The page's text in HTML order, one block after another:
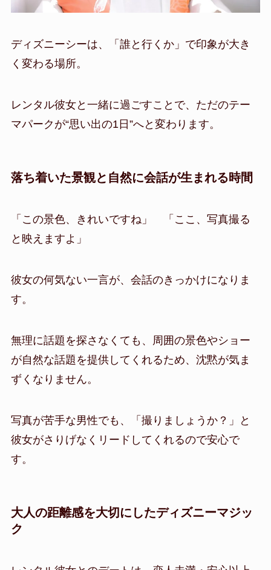
ディズニーシーは、「誰と行くか」で印象が大き
く変わる場所。
レンタル彼女と一緒に過ごすことで、ただのテー
マパークが“思い出の1日”へと変わります。
落ち着いた景観と自然に会話が生まれる時間
「この景色、きれいですね」 「ここ、写真撮る
と映えますよ」
彼女の何気ない一言が、会話のきっかけになりま
す。
無理に話題を探さなくても、周囲の景色やショー
が自然な話題を提供してくれるため、沈黙が気ま
ずくなりません。
写真が苦手な男性でも、「撮りましょうか？」と
彼女がさりげなくリードしてくれるので安心で
す。
大人の距離感を大切にしたディズニーマジッ
ク